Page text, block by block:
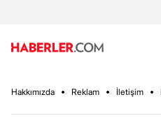
Hakkımızda Reklam İletişim